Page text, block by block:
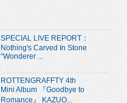
SPECIAL LIVE REPORT：
Nothing's Carved In Stone
“Wonderer ...
ROTTENGRAFFTY 4th
Mini Album 『Goodbye to
Romance』 KAZUO...